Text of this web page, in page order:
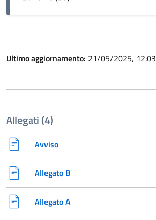
Ultimo aggiornamento: 21/05/2025, 12:03
Allegati (4)
Avviso
Allegato B
Allegato A